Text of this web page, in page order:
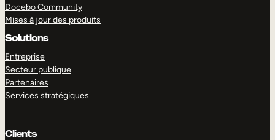
Docebo Community
Mises à jour des produits
Solutions
Entreprise
Secteur publique
Partenaires
Services stratégiques
Clients